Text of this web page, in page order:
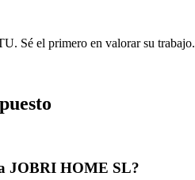
Sé el primero en valorar su trabajo.
JOBRI HOME SL?